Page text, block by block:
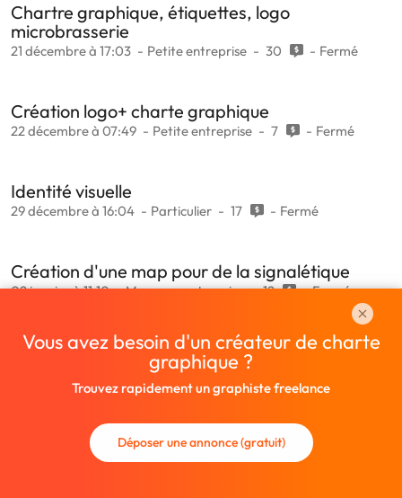
Chartre graphique, étiquettes, logo
microbrasserie
21 décembre à 17:03 Petite entreprise 30 Fermé
Création logo+ charte graphique
22 décembre à 07:49 Petite entreprise 7 Fermé
Identité visuelle
29 décembre à 16:04 Particulier 17 Fermé
Création d'une map pour de la signalétique
02 janvier à 11:10 Moyenne entreprise 12 Fermé
Vous avez besoin d'un créateur de charte
graphique ?
Trouvez rapidement un graphiste freelance
Déposer une annonce (gratuit)